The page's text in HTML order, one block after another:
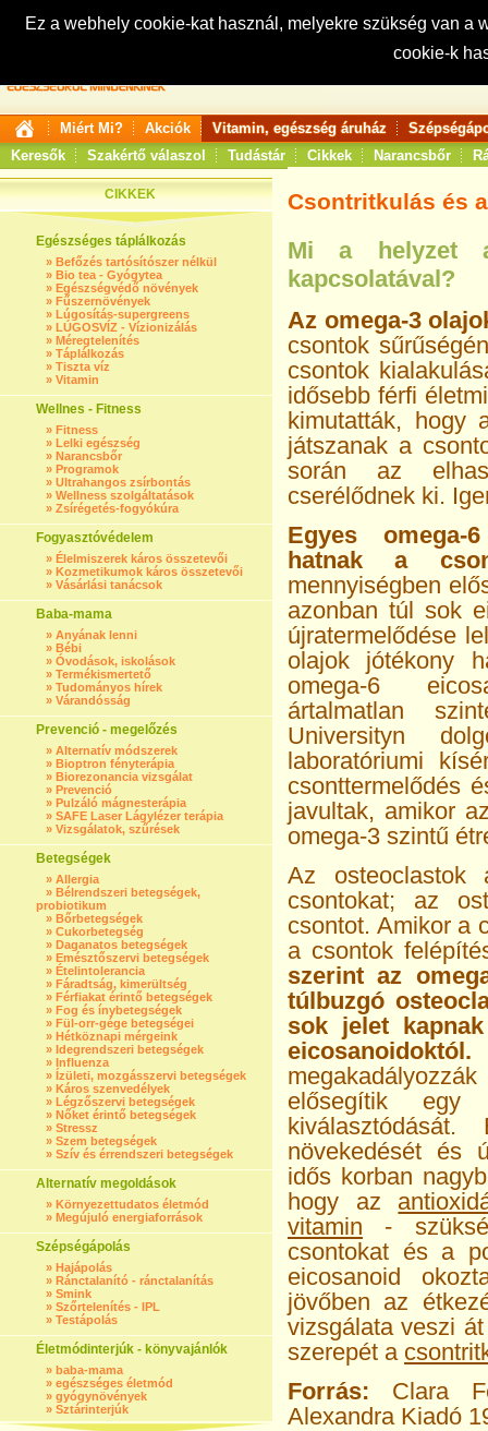
Ez a webhely cookie-kat használ, melyekre szükség van
cookie-k
Keresés:
Miért Mi? Akciók Vitamin, egészség áruház
Keresők
Szakértő válaszol Tudástár Cikkek Narancsbőr
CIKKEK
Egészséges táplálkozás
» Befőzés tartósítószer nélkül
» Bio tea - Gyógytea
» Egészségvédő növények
» Fűszernövények
» Lúgosítás-supergreens
» LÚGOSVÍZ - Vízionizálás
» Méregtelenítés
» Táplálkozás
» Tiszta víz
» Vitamin
Wellnes - Fitness
» Fitness
» Lelki egészség
» Narancsbőr
» Programok
» Ultrahangos zsírbontás
» Wellness szolgáltatások
» Zsírégetés-fogyókúra
Fogyasztóvédelem
» Élelmiszerek káros összetevői
» Kozmetikumok káros összetevői
» Vásárlási tanácsok
Baba-mama
» Anyának lenni
» Bébi
» Óvodások, iskolások
» Termékismertető
» Tudományos hírek
» Várandósság
Prevenció - megelőzés
» Alternatív módszerek
» Bioptron fényterápia
» Biorezonancia vizsgálat
» Prevenció
» Pulzáló mágnesterápia
» SAFE Laser Lágylézer terápia
» Vizsgálatok, szűrések
Betegségek
» Allergia
» Bélrendszeri betegségek,
probiotikum
» Bőrbetegségek
» Cukorbetegség
» Daganatos betegségek
» Emésztőszervi betegségek
» Ételintolerancia
» Fáradtság, kimerültség
» Férfiakat érintő betegségek
» Fog és ínybetegségek
» Fül-orr-gége betegségei
» Hétköznapi mérgeink
» Idegrendszeri betegségek
» Influenza
» Ízületi, mozgásszervi betegségek
» Káros szenvedélyek
» Légzőszervi betegségek
» Nőket érintő betegségek
» Stressz
» Szem betegségek
» Szív és érrendszeri betegségek
Alternatív megoldások
» Környezettudatos életmód
» Megújuló energiaforrások
Szépségápolás
» Hajápolás
» Ránctalanító - ránctalanítás
» Smink
» Szőrtelenítés - IPL
» Testápolás
Életmódinterjúk - könyvajánlók
» baba-mama
» egészséges életmód
» gyógynövények
» Sztárinterjúk
Csontritkulás és
Mi a
kapcsolatával?
Az omega-3
csontok
csontok
idősebb férfi
kimutatták, hogy
játsza­nak a
során az
cserélődnek ki.
Egyes omega-
hatnak a
mennyiségben
azonban túl sok
újratermelődése
olajok jótékony
omega-6
ártalmatlan
Universityn
laboratóriumi
csonttermelődés
javultak, ami­kor
ome­ga-3 szintű
Az
csontokat; az
csontot. Amikor a
a csontok
szerint az
túlbuzgó
sok jelet
eicosanoidoktól.
elősegítik egy
növekedését és
idős korban
hogy az
vitamin -
csontokat és a
eicosanoid
jövőben az
vizsgálata veszi
szerepét a
Forrás: Clara
Alexandra Kiadó